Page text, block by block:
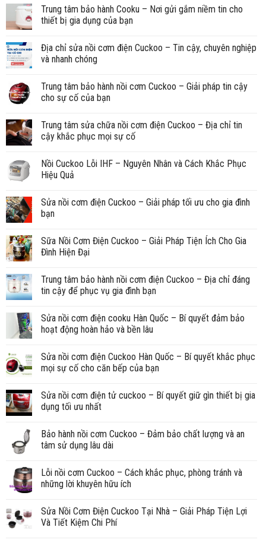
Trung tâm bảo hành Cooku – Nơi gửi gắm niềm tin cho
thiết bị gia dụng của bạn
Địa chỉ sửa nồi cơm điện Cuckoo – Tin cậy, chuyên nghiệp
và nhanh chóng
Trung tâm bảo hành nồi cơm Cuckoo – Giải pháp tin cậy
cho sự cố của bạn
Trung tâm sửa chữa nồi cơm điện Cuckoo – Địa chỉ tin
cậy khắc phục mọi sự cố
Nồi Cuckoo Lỗi IHF – Nguyên Nhân và Cách Khắc Phục
Hiệu Quả
Sửa nồi cơm điện Cuckoo – Giải pháp tối ưu cho gia đình
bạn
Sữa Nồi Cơm Điện Cuckoo – Giải Pháp Tiện Ích Cho Gia
Đình Hiện Đại
Trung tâm bảo hành nồi cơm điện Cuckoo – Địa chỉ đáng
tin cậy để phục vụ gia đình bạn
Sửa nồi cơm điện cooku Hàn Quốc – Bí quyết đảm bảo
hoạt động hoàn hảo và bền lâu
Sửa nồi cơm điện Cuckoo Hàn Quốc – Bí quyết khắc phục
mọi sự cố cho căn bếp của bạn
Sửa nồi cơm điện tử cuckoo – Bí quyết giữ gìn thiết bị gia
dụng tối ưu nhất
Bảo hành nồi cơm Cuckoo – Đảm bảo chất lượng và an
tâm sử dụng lâu dài
Lỗi nồi cơm Cuckoo – Cách khắc phục, phòng tránh và
những lời khuyên hữu ích
Sửa Nồi Cơm Điện Cuckoo Tại Nhà – Giải Pháp Tiện Lợi
Và Tiết Kiệm Chi Phí